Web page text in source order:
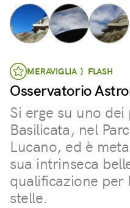
MERAVIGLIA } FLASH
Osservatorio
Si erge su uno
Basilicata, nel
Lucano, ed è
sua intrinseca
qualificazione per
stelle.